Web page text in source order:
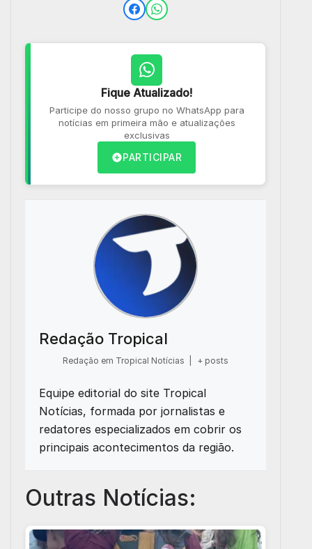
Fique Atualizado!
Participe do nosso grupo no WhatsApp para
notícias em primeira mão e atualizações
exclusivas
PARTICIPAR
Redação Tropical
Redação em Tropical Notícias + posts
Equipe editorial do site Tropical
Notícias, formada por jornalistas e
redatores especializados em cobrir os
principais acontecimentos da região.
Outras Notícias: